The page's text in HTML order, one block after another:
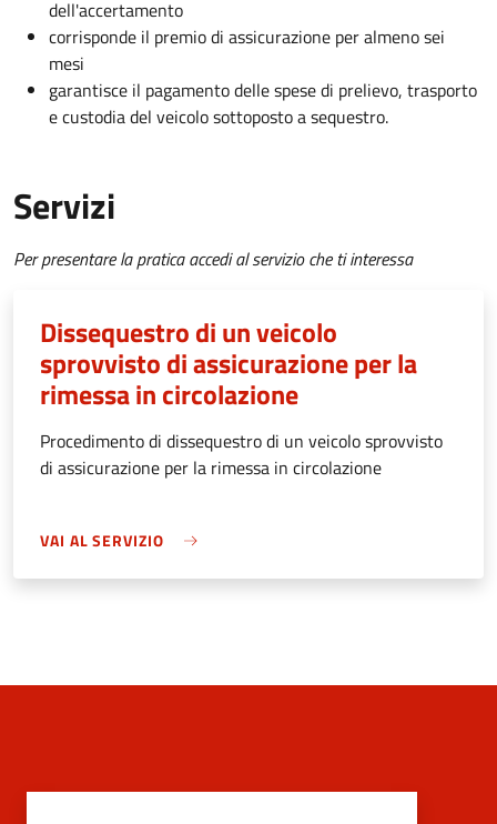
dell'accertamento
corrisponde il premio di assicurazione per almeno sei
mesi
garantisce il pagamento delle spese di prelievo, trasporto
e custodia del veicolo sottoposto a sequestro.
Servizi
Per presentare la pratica accedi al servizio che ti interessa
Dissequestro di un veicolo
sprovvisto di assicurazione per la
rimessa in circolazione
Procedimento di dissequestro di un veicolo sprovvisto
di assicurazione per la rimessa in circolazione
VAI AL SERVIZIO